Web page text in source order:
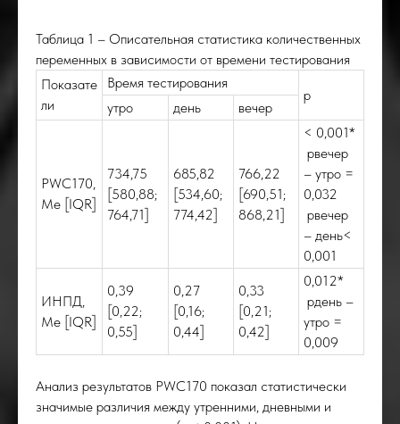
Таблица 1 – Описательная статистика количественных
переменных в зависимости от времени тестирования
Показате
ли
Время тестирования
p
утро день вечер
PWC170,
Me [IQR]
734,75
[580,88;
764,71]
685,82
[534,60;
774,42]
766,22
[690,51;
868,21]
< 0,001*
pвечер
– утро =
0,032
pвечер
– день<
0,001
ИНПД,
Me [IQR]
0,39
[0,22;
0,55]
0,27
[0,16;
0,44]
0,33
[0,21;
0,42]
0,012*
pдень –
утро =
0,009
Анализ результатов PWC170 показал статистически
значимые различия между утренними, дневными и